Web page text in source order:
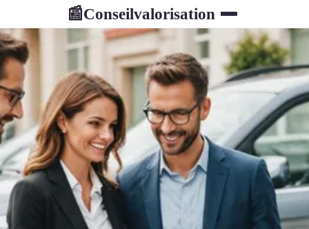
📰Conseilvalorisation